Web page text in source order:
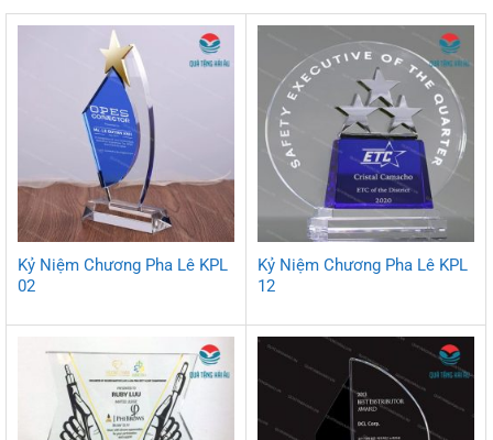
Kỷ Niệm Chương Pha Lê KPL
02
Kỷ Niệm Chương Pha Lê KPL
12